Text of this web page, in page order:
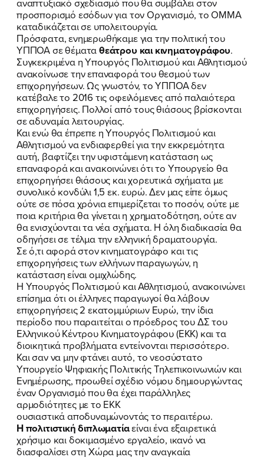
προσπορισμό εσόδων για τον Οργανισμό, το ΟΜΜΑ
καταδικάζεται σε υπολειτουργία.
Πρόσφατα, ενημερωθήκαμε για την πολιτική του
ΥΠΠΟΑ σε θέματαθεάτρου και κινηματογράφου.
Συγκεκριμένα η Υπουργός Πολιτισμού και Αθλητισμού
ανακοίνωσε την επαναφορά του θεσμού των
επιχορηγήσεων. Ως γνωστόν, το ΥΠΠΟΑ δεν
κατέβαλε το 2016 τις οφειλόμενες από παλαιότερα
επιχορηγήσεις. Πολλοί από τους θιάσους βρίσκονται
σε αδυναμία λειτουργίας.
Και ενώ θα έπρεπε η Υπουργός Πολιτισμού και
Αθλητισμού να ενδιαφερθεί για την εκκρεμότητα
αυτή, βαφτίζει την υφιστάμενη κατάσταση ως
επαναφορά και ανακοινώνει ότι το Υπουργείο θα
επιχορηγήσει θιάσους και χορευτικά σχήματα με
συνολικό κονδύλι 1,5 εκ. ευρώ. Δεν μας είπε όμως
ούτε σε πόσα χρόνια επιμερίζεται το ποσόν, ούτε με
ποια κριτήρια θα γίνεται η χρηματοδότηση, ούτε αν
θα ενισχύονται τα νέα σχήματα. Η όλη διαδικασία θα
οδηγήσει σε τέλμα την ελληνική δραματουργία.
Σε ό,τι αφορά στον κινηματογράφο και τις
επιχορηγήσεις των ελλήνων παραγωγών, η
κατάσταση είναι ομιχλώδης.
Η Υπουργός Πολιτισμού και Αθλητισμού, ανακοινώνει
επίσημα ότι οι έλληνες παραγωγοί θα λάβουν
επιχορηγήσεις 2 εκατομμύριων Ευρώ, την ίδια
περίοδο που παραιτείται ο πρόεδρος του ΔΣ του
Ελληνικού Κέντρου Κινηματογράφου (ΕΚΚ) και τα
διοικητικά προβλήματα εντείνονται περισσότερο.
Και σαν να μην φτάνει αυτό, το νεοσύστατο
Υπουργείο Ψηφιακής Πολιτικής Τηλεπικοινωνιών και
Ενημέρωσης, προωθεί σχέδιο νόμου δημιουργώντας
έναν Οργανισμό που θα έχει παράλληλες
αρμοδιότητες με το ΕΚΚ
ουσιαστικά αποδυναμώνοντάς το περαιτέρω.
Η πολιτιστική διπλωματίαείναι ένα εξαιρετικά
χρήσιμο και δοκιμασμένο εργαλείο, ικανό να
διασφαλίσει στη Χώρα μας την αναγκαία